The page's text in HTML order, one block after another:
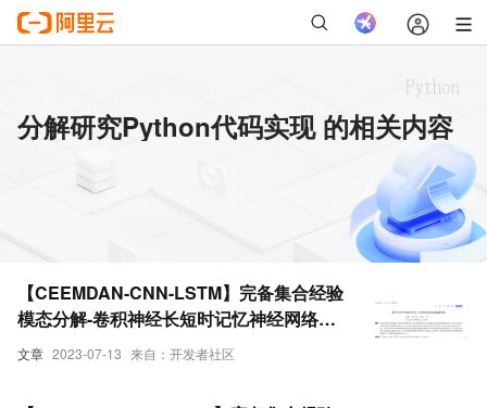
分解研究Python代码实现 的相关内容
文章 2023-07-13 来自：开发者社区
【CEEMDAN-CNN-LSTM】完备集合经验
模态分解-卷积神经长短时记忆神经网络研
究（Python代码实现）